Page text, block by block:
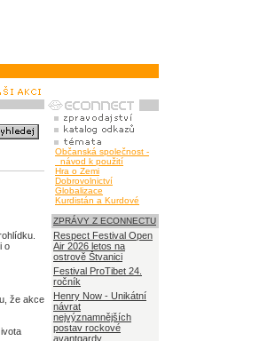
o
že akce
Občanská společnost -
návod k použití
Hra o Zemi
Dobrovolnictví
Globalizace
Kurdistán a Kurdové
ZPRÁVY Z ECONNECTU
Respect Festival Open
Air 2026 letos na
ostrově Štvanici
Festival ProTibet 24.
ročník
Henry Now - Unikátní
návrat
nejvýznamnějších
postav rockové
avantgardy